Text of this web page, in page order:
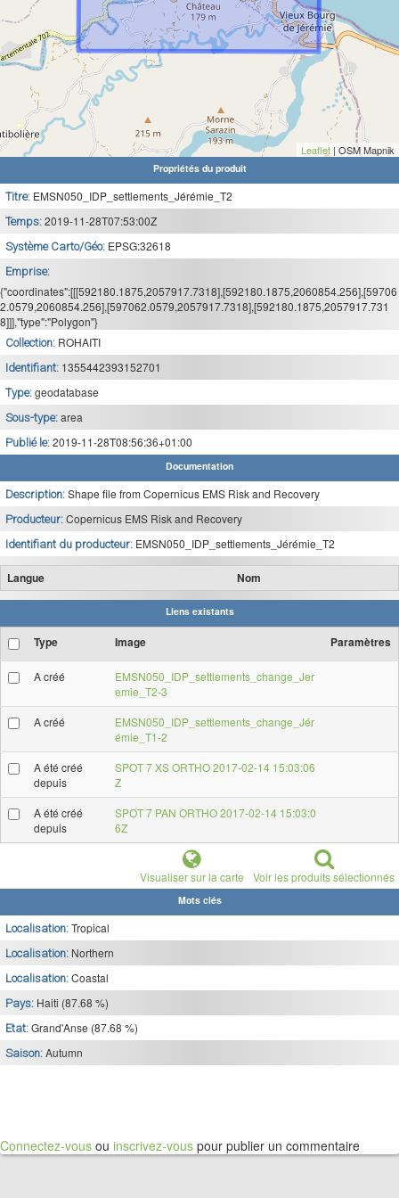
Leaflet | OSM Mapnik
Propriétés du produit
Titre: EMSN050_IDP_settlements_Jérémie_T2
Temps: 2019-11-28T07:53:00Z
Système Carto/Géo: EPSG:32618
Emprise:
{"coordinates":[[[592180.1875,2057917.7318],[592180.1875,2060854.256],[59706
2.0579,2060854.256],[597062.0579,2057917.7318],[592180.1875,2057917.731
8]]],"type":"Polygon"}
Collection: ROHAITI
Identifiant: 1355442393152701
Type: geodatabase
Sous-type: area
Publié le: 2019-11-28T08:56:36+01:00
Documentation
Description: Shape file from Copernicus EMS Risk and Recovery
Producteur: Copernicus EMS Risk and Recovery
Identifiant du producteur: EMSN050_IDP_settlements_Jérémie_T2
Langue Nom
Liens existants
Type Image Paramètres
A créé
EMSN050_IDP_settlements_change_Jer
emie_T2-3
A créé
EMSN050_IDP_settlements_change_Jér
émie_T1-2
A été créé
depuis
SPOT 7 XS ORTHO 2017-02-14 15:03:06
Z
A été créé
depuis
SPOT 7 PAN ORTHO 2017-02-14 15:03:0
6Z
Visualiser sur la carte Voir les produits sélectionnés
Mots clés
Localisation: Tropical
Localisation: Northern
Localisation: Coastal
Pays: Haiti (87.68 %)
Etat: Grand'Anse (87.68 %)
Saison: Autumn
Connectez-vous ou inscrivez-vous pour publier un commentaire